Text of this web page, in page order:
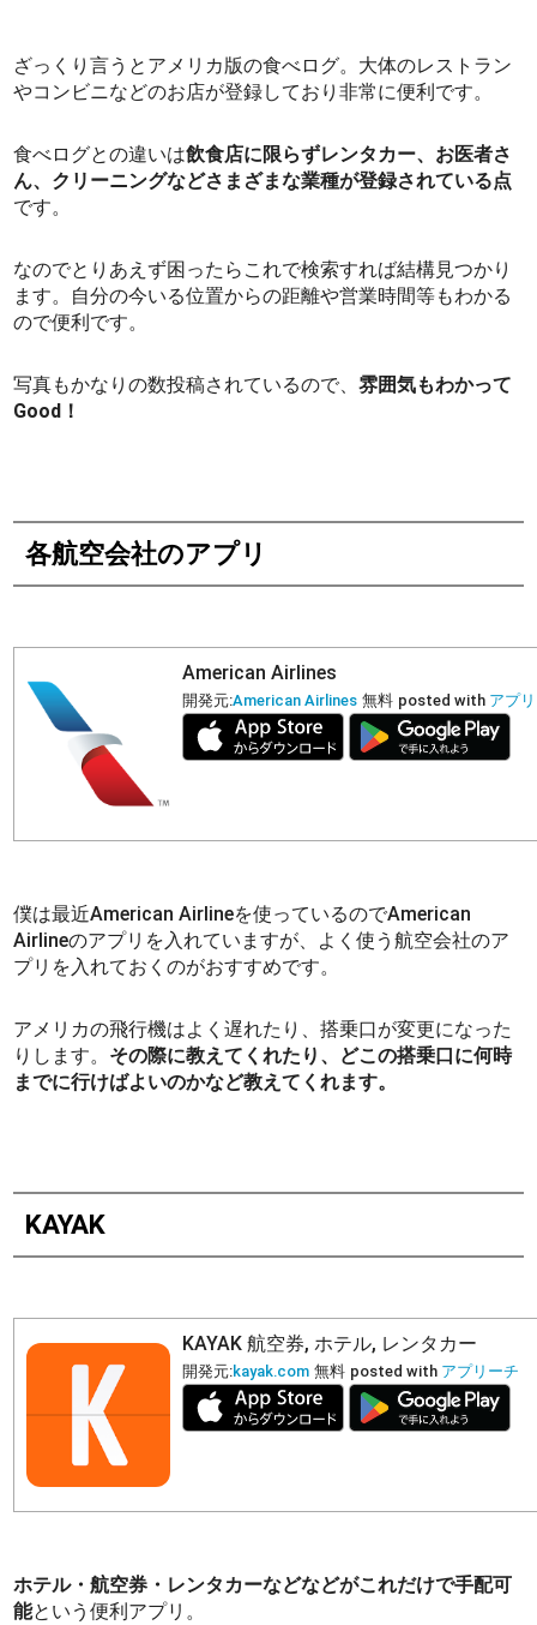
ざっくり言うとアメリカ版の食べログ。大体のレストラン
やコンビニなどのお店が登録しており非常に便利です。
食べログとの違いは飲食店に限らずレンタカー、お医者さ
ん、クリーニングなどさまざまな業種が登録されている点
です。
なのでとりあえず困ったらこれで検索すれば結構見つかり
ます。自分の今いる位置からの距離や営業時間等もわかる
ので便利です。
写真もかなりの数投稿されているので、雰囲気もわかって
Good！
各航空会社のアプリ
American Airlines
開発元:American Airlines 無料 posted with アプ
僕は最近American Airlineを使っているのでAmerican
Airlineのアプリを入れていますが、よく使う航空会社のア
プリを入れておくのがおすすめです。
アメリカの飛行機はよく遅れたり、搭乗口が変更になった
りします。 その際に教えてくれたり、どこの搭乗口に何時
までに行けばよいのかなど教えてくれます。
KAYAK
KAYAK 航空券, ホテル, レンタカー
開発元:kayak.com 無料 posted with アプリーチ
ホテル・航空券・レンタカーなどなどがこれだけで手配可
能という便利アプリ。